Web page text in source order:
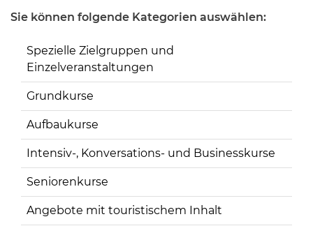
Sie können folgende Kategorien auswählen:
Spezielle Zielgruppen und
Einzelveranstaltungen
Grundkurse
Aufbaukurse
Intensiv-, Konversations- und Businesskurse
Seniorenkurse
Angebote mit touristischem Inhalt